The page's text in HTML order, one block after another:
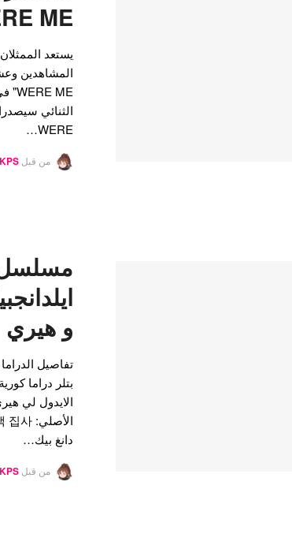
ME
يستعد
WERE…
من قبل KPS
و هيري
تفاصيل
بتلر دراما
الايدول لي
دانغ بيك…
من قبل KPS